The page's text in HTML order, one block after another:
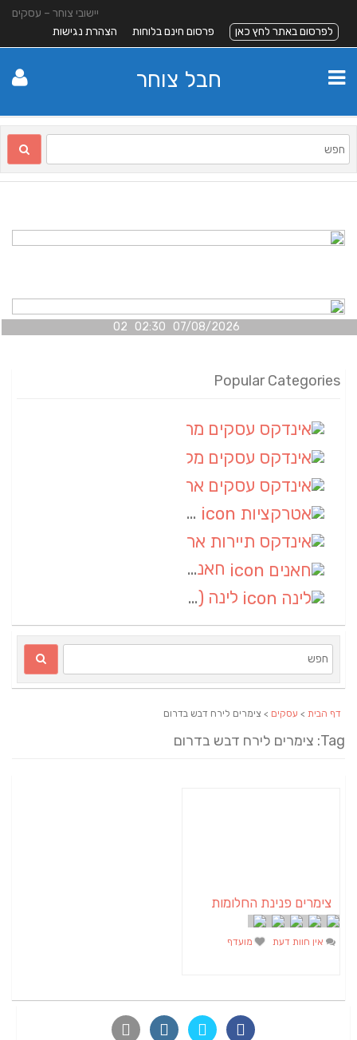
יישובי צוחר – עסקים
לפרסום באתר לחץ כאן
פרסום חינם בלוחות הצהרת נגישות
חבל צוחר
07/08/2026 02:30 02
Popular Categories
אטרקציות
חאנים
לינה (1)
דף הבית > עסקים > צימרים לירח דבש בדרום
Tag: צימרים לירח דבש בדרום
צימרים פנינת החלומות
אין חוות דעת מועדף